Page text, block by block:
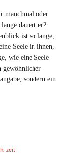
manchmal oder
dauert er?
ist so lange,
Seele in ihnen,
wie eine Seele
gewöhnlicher
sondern ein
, zeit